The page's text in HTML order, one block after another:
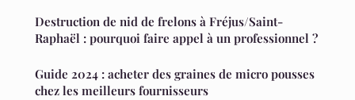
Destruction de nid de frelons à Fréjus/Saint-
Raphaël : pourquoi faire appel à un professionnel ?
Guide 2024 : acheter des graines de micro pousses
chez les meilleurs fournisseurs